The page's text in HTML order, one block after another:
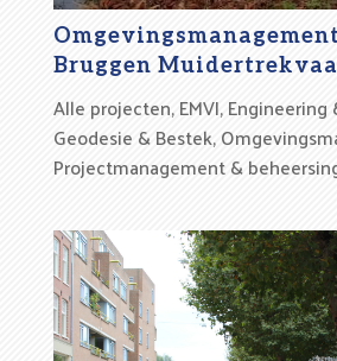
Bruggen
Alle projecten,EMVI,Engineering
Geodesie & Bestek,
Projectmanagement &